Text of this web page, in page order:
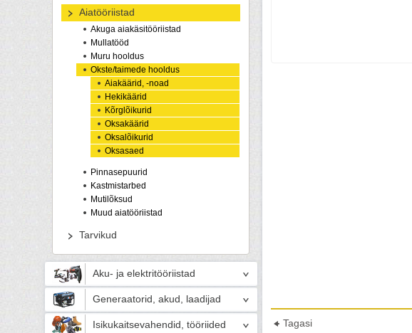
Aiatööriistad
Akuga aiakäsitööriistad
Mullatööd
Muru hooldus
Okste/taimede hooldus
Aiakäärid, -noad
Hekikäärid
Kõrglõikurid
Oksakäärid
Oksalõikurid
Oksasaed
Pinnasepuurid
Kastmistarbed
Mutilõksud
Muud aiatööriistad
Tarvikud
Aku- ja elektritööriistad
Generaatorid, akud, laadijad
Isikukaitsevahendid, tööriided Tagasi